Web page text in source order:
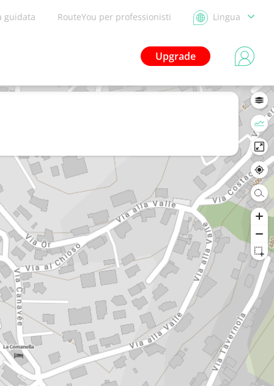
guidata RouteYou per professionisti Lingua
Upgrade